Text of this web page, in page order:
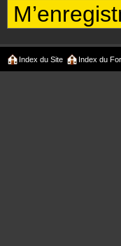
Index du Site Index du